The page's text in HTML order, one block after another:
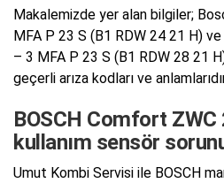
Makalemizde yer alan bilgiler;
MFA P 23 S (B1 RDW 24 21 H)
– 3 MFA P 23 S (B1 RDW 28 21
geçerli arıza kodları ve
BOSCH Comfort ZWC
kullanım sensör
Umut Kombi Servisi ile BOSCH